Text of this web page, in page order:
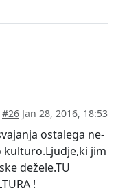
#26 Jan 28, 2016, 18:53
ostalega ne-
kulturo.Ljudje,ki jim
dežele.TU
!